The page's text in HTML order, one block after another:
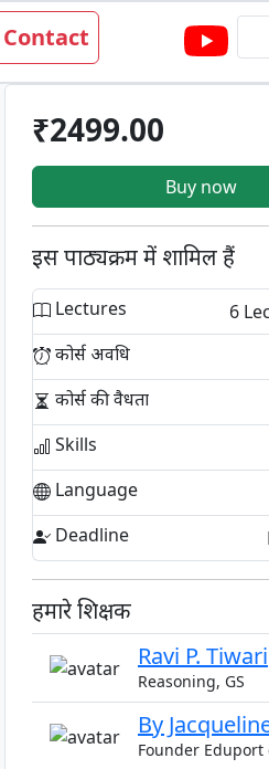
Contact
₹2499.00
Buy now
इस पाठ्यक्रम में शामिल हैं
Lectures
6
कोर्स अवधि
कोर्स की वैधता
Skills
Language
Deadline
हमारे शिक्षक
Ravi P. Tiwari
Reasoning, GS
By
Founder Eduport